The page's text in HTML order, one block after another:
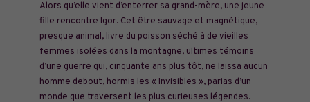
Alors qu’elle vient d’enterrer sa grand-mère, une jeune
fille rencontre Igor. Cet être sauvage et magnétique,
presque animal, livre du poisson séché à de vieilles
femmes isolées dans la montagne, ultimes témoins
d’une guerre qui, cinquante ans plus tôt, ne laissa aucun
homme debout, hormis les « Invisibles », parias d’un
monde que traversent les plus curieuses légendes.